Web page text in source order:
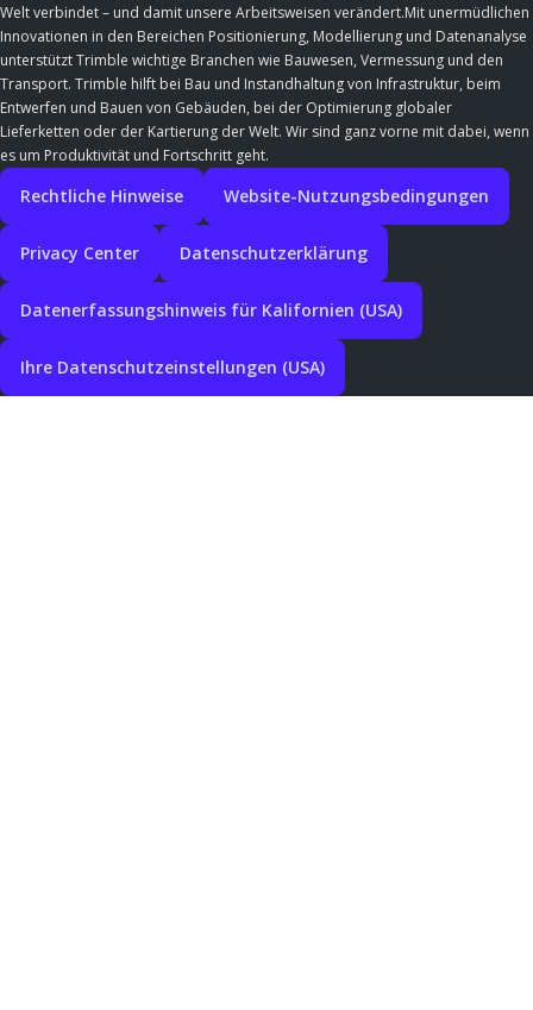
Welt verbindet – und damit unsere Arbeitsweisen verändert.Mit unermüdlichen
Innovationen in den Bereichen Positionierung, Modellierung und Datenanalyse
unterstützt Trimble wichtige Branchen wie Bauwesen, Vermessung und den
Transport. Trimble hilft bei Bau und Instandhaltung von Infrastruktur, beim
Entwerfen und Bauen von Gebäuden, bei der Optimierung globaler
Lieferketten oder der Kartierung der Welt. Wir sind ganz vorne mit dabei, wenn
es um Produktivität und Fortschritt geht.
Rechtliche Hinweise Website-Nutzungsbedingungen
Privacy Center Datenschutzerklärung
Datenerfassungshinweis für Kalifornien (USA)
Ihre Datenschutzeinstellungen (USA)